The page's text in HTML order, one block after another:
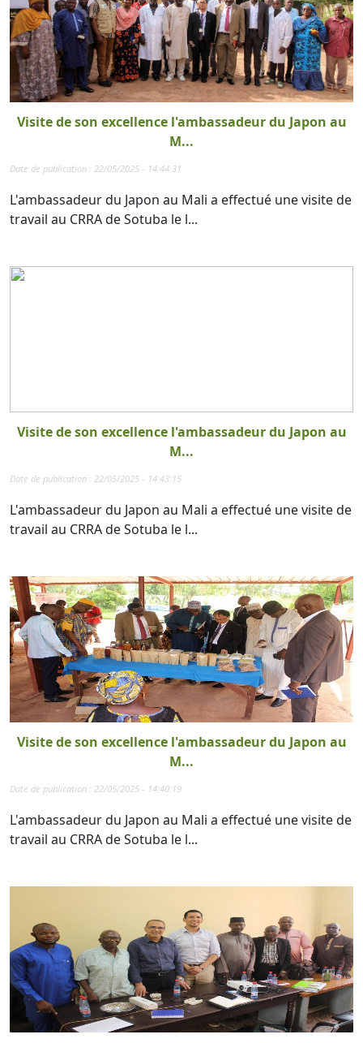
Visite de son excellence l'ambassadeur du Japon au
M...
Date de publication : 22/05/2025 - 14:44:31
L'ambassadeur du Japon au Mali a effectué une visite de
travail au CRRA de Sotuba le l...
Visite de son excellence l'ambassadeur du Japon au
M...
Date de publication : 22/05/2025 - 14:43:15
L'ambassadeur du Japon au Mali a effectué une visite de
travail au CRRA de Sotuba le l...
Visite de son excellence l'ambassadeur du Japon au
M...
Date de publication : 22/05/2025 - 14:40:19
L'ambassadeur du Japon au Mali a effectué une visite de
travail au CRRA de Sotuba le l...